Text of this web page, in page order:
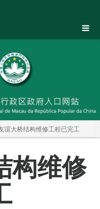
谊大桥结构维修工程已完工
构维修